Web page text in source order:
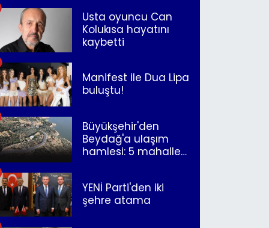
Usta oyuncu Can
Kolukısa hayatını
kaybetti
Manifest ile Dua Lipa
buluştu!
Büyükşehir'den
Beydağ'a ulaşım
hamlesi: 5 mahalle
YENİ Parti'den iki
şehre atama